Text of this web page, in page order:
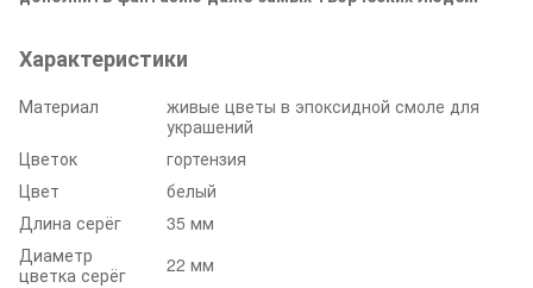
Характеристики
Материал
живые цветы в эпоксидной смоле для
украшений
Цветок
гортензия
Цвет
белый
Длина серёг
35 мм
Диаметр
цветка серёг
22 мм